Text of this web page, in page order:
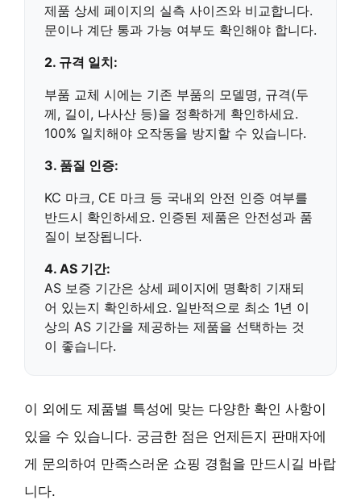
제품 상세 페이지의 실측 사이즈와 비교합니다.
문이나 계단 통과 가능 여부도 확인해야 합니다.
2. 규격 일치:
부품 교체 시에는 기존 부품의 모델명, 규격(두
께, 길이, 나사산 등)을 정확하게 확인하세요.
100% 일치해야 오작동을 방지할 수 있습니다.
3. 품질 인증:
KC 마크, CE 마크 등 국내외 안전 인증 여부를
반드시 확인하세요. 인증된 제품은 안전성과 품
질이 보장됩니다.
4. AS 기간:
AS 보증 기간은 상세 페이지에 명확히 기재되
어 있는지 확인하세요. 일반적으로 최소 1년 이
상의 AS 기간을 제공하는 제품을 선택하는 것
이 좋습니다.
이 외에도 제품별 특성에 맞는 다양한 확인 사항이
있을 수 있습니다. 궁금한 점은 언제든지 판매자에
게 문의하여 만족스러운 쇼핑 경험을 만드시길 바랍
니다.